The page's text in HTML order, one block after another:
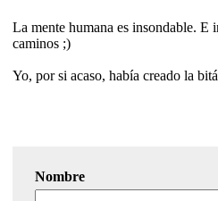
La mente humana es insondable. E
caminos ;)
Yo, por si acaso, había creado la
Nombre